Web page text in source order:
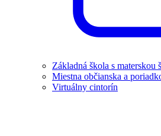
Základná škola s materskou
Miestna občianska a
Virtuálny cintorín